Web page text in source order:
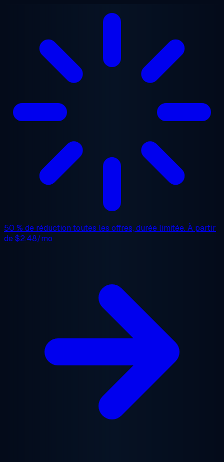
50 % de réduction toutes les offres, durée limitée. À partir
de$2.48/mo